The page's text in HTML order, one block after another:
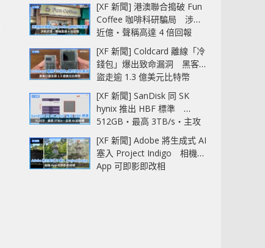
[XF 新聞] 港澳聯合搗破 Fun
Coffee 咖啡科研騙局 涉款
近億‧聲稱高達 4 倍回報
[XF 新聞] Coldcard 離線「冷
錢包」爆出致命漏洞 黑客已
盜走逾 1.3 億美元比特幣
[XF 新聞] SanDisk 同 SK
hynix 推出 HBF 標準
512GB‧最高 3TB/s‧主攻
AI 記憶體
[XF 新聞] Adobe 將生成式 AI
塞入 Project Indigo 相機
App 可即影即改相